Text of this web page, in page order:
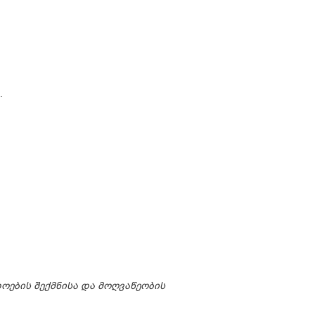
შექმნისა და მოღვაწეობის